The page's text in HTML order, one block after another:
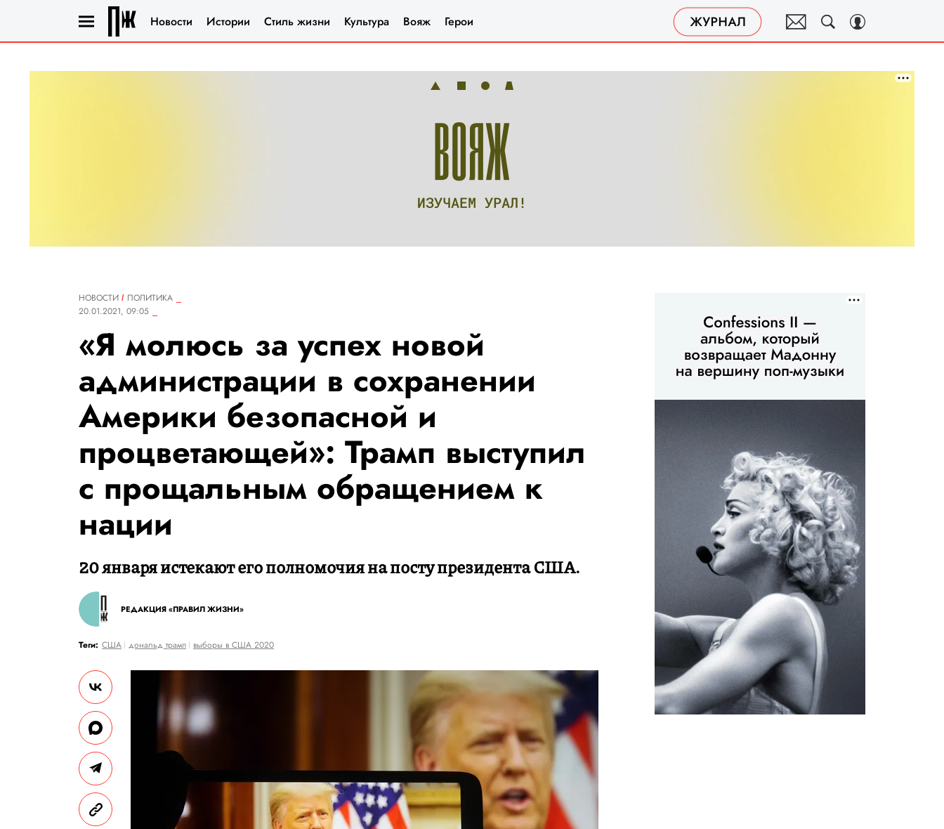
Новости Истории Стиль жизни Культура Вояж Герои
НОВОСТИ
ПОЛИТИКА
20.01.2021, 09:05
«Я молюсь за успех новой
администрации в сохранении
Америки безопасной и
процветающей»: Трамп выступил
с прощальным обращением к
нации
20 января истекают его полномочия на посту президента США.
РЕДАКЦИЯ «ПРАВИЛ ЖИЗНИ»
Теги: США дональд трамп выборы в США 2020